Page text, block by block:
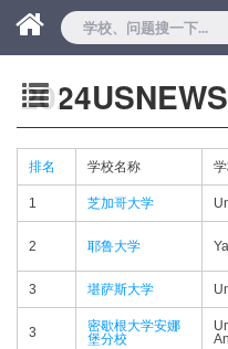
排名 学校名称
1 芝加哥大学
2 耶鲁大学
3 堪萨斯大学
3
密歇根大学安娜
堡分校